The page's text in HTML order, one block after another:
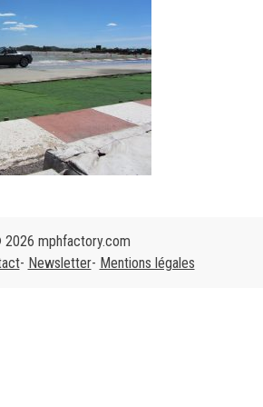
mphfactory.com
Newsletter Mentions légales